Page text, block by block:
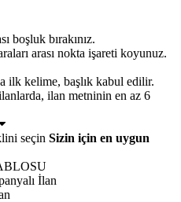
boşluk bırakınız.
arası nokta işareti koyunuz.
ilk kelime, başlık kabul edilir.
ilan metninin en az 6
Sizin için en uygun
İlan